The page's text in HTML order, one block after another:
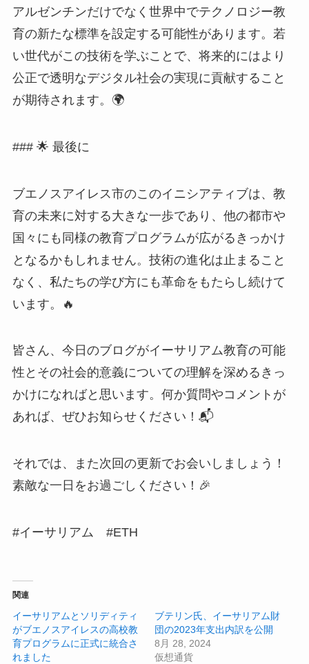
アルゼンチンだけでなく世界中でテクノロジー教
育の新たな標準を設定する可能性があります。若
い世代がこの技術を学ぶことで、将来的にはより
公正で透明なデジタル社会の実現に貢献すること
が期待されます。🌍
### 🌟 最後に
ブエノスアイレス市のこのイニシアティブは、教
育の未来に対する大きな一歩であり、他の都市や
国々にも同様の教育プログラムが広がるきっかけ
となるかもしれません。技術の進化は止まること
なく、私たちの学び方にも革命をもたらし続けて
います。🔥
皆さん、今日のブログがイーサリアム教育の可能
性とその社会的意義についての理解を深めるきっ
かけになればと思います。何か質問やコメントが
あれば、ぜひお知らせください！📬
それでは、また次回の更新でお会いしましょう！
素敵な一日をお過ごしください！🎉
#イーサリアム #ETH
関連
イーサリアムとソリディティ
がブエノスアイレスの高校教
育プログラムに正式に統合さ
れました
ブテリン氏、イーサリアム財
団の2023年支出内訳を公開
8月 28, 2024
仮想通貨